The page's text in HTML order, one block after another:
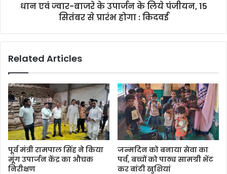
धान एवं ज्वार-बाजरे के उपार्जन के लिये पंजीयन, 15
सितंबर से प्रारंभ होगा : किदवई
Related Articles
पूर्व मंत्री रामपाल सिंह ने किया
मूंग उपार्जन केंद्र का औचक
निरीक्षण
जन्मदिन को बनाया सेवा का
पर्व, बच्चों को पाठ्य सामग्री भेंट
कर बांटी खुशियां